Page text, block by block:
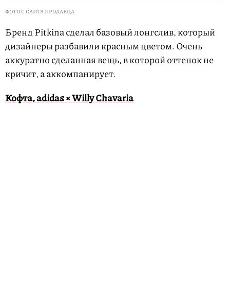
ФОТО С САЙТА ПРОДАВЦА
Бренд Pitkina сделал базовый лонгслив, который
дизайнеры разбавили красным цветом. Очень
аккуратно сделанная вещь, в которой оттенок не
кричит, а аккомпанирует.
Кофта, adidas × Willy Chavaria